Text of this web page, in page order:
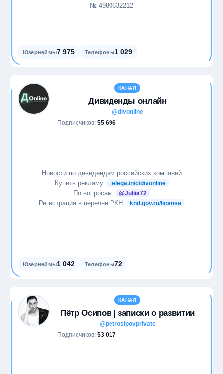
№ 4980632212
Юзернеймы7 975 Телефоны1 029
КАНАЛ
Дивиденды онлайн
@divonline
Подписчиков: 55 696
Новости по дивидендам российских компаний
Купить рекламу:
telega.in/c/divonline
По вопросам: @Juliia72
Регистрация в перечне РКН: knd.gov.ru/license
Юзернеймы1 042 Телефоны72
КАНАЛ
Пётр Осипов | записки о развитии
@petrosipovprivate
Подписчиков: 53 017